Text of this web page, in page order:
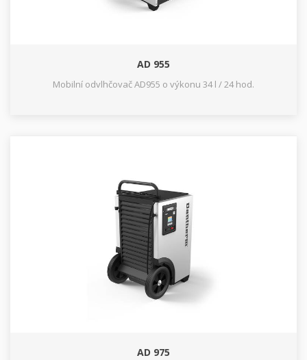
AD 955
Mobilní odvlhčovač AD955 o výkonu 34 l / 24 hod.
AD 975